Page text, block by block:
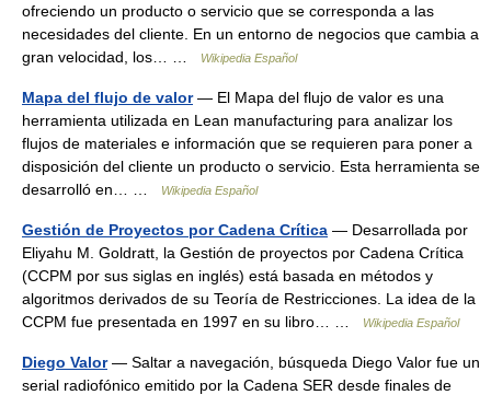
ofreciendo un producto o servicio que se corresponda a las
necesidades del cliente. En un entorno de negocios que cambia a
gran velocidad, los… …
Wikipedia Español
Mapa del flujo de valor— El Mapa del flujo de valor es una
herramienta utilizada en Lean manufacturing para analizar los
flujos de materiales e información que se requieren para poner a
disposición del cliente un producto o servicio. Esta herramienta se
desarrolló en… …
Wikipedia Español
Gestión de Proyectos por Cadena Crítica — Desarrollada por
Eliyahu M. Goldratt, la Gestión de proyectos por Cadena Crítica
(CCPM por sus siglas en inglés) está basada en métodos y
algoritmos derivados de su Teoría de Restricciones. La idea de la
CCPM fue presentada en 1997 en su libro… …
Wikipedia Español
Diego Valor— Saltar a navegación, búsqueda Diego Valor fue un
serial radiofónico emitido por la Cadena SER desde finales de